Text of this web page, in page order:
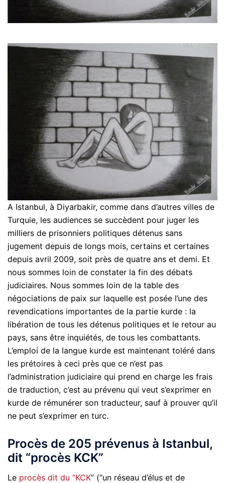
A Istanbul, à Diyarbakir, comme dans d’autres villes de
Turquie, les audiences se succèdent pour juger les
milliers de prisonniers politiques détenus sans
jugement depuis de longs mois, certains et certaines
depuis avril 2009, soit près de quatre ans et demi. Et
nous sommes loin de constater la fin des débats
judiciaires. Nous sommes loin de la table des
négociations de paix sur laquelle est posée l’une des
revendications importantes de la partie kurde : la
libération de tous les détenus politiques et le retour au
pays, sans être inquiétés, de tous les combattants.
L’emploi de la langue kurde est maintenant toléré dans
les prétoires à ceci près que ce n’est pas
l’administration judiciaire qui prend en charge les frais
de traduction, c’est au prévenu qui veut s’exprimer en
kurde de rémunérer son traducteur, sauf à prouver qu’il
ne peut s’exprimer en turc.
Procès de 205 prévenus à Istanbul,
dit “procès KCK”
Le procès dit du “KCK” (“un réseau d’élus et de